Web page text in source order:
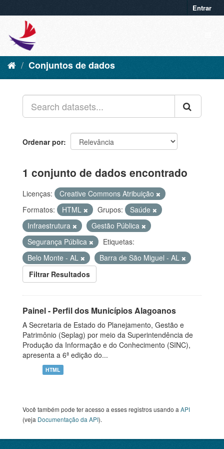
Entrar
Conjuntos de dados
Ordenar por
1 conjunto de dados encontrado
Licenças:
Creative Commons Atribuição
Formatos:
HTML Grupos:
Saúde
Infraestrutura
Gestão Pública
Segurança Pública
Etiquetas:
Belo Monte - AL
Barra de São Miguel - AL
Filtrar Resultados
Painel - Perfil dos Municípios Alagoanos
A Secretaria de Estado do Planejamento, Gestão e
Patrimônio (Seplag) por meio da Superintendência de
Produção da Informação e do Conhecimento (SINC),
apresenta a 6ª edição do...
HTML
Você também pode ter acesso a esses registros usando a API
(veja Documentação da API).